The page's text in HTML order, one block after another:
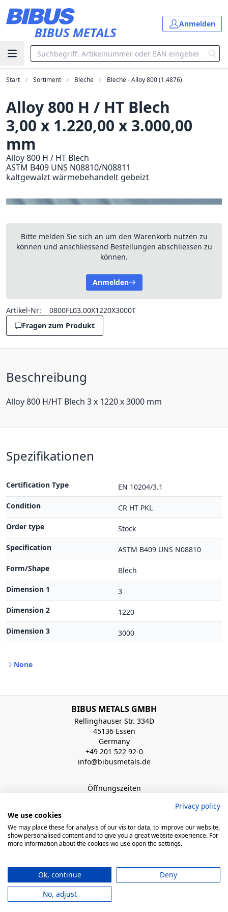
BIBUS METALS
Anmelden
Start Sortiment Bleche Bleche - Alloy 800 (1.4876)
Alloy 800 H / HT Blech
3,00 x 1.220,00 x 3.000,00
mm
Alloy 800 H / HT Blech
ASTM B409 UNS N08810/N08811
kaltgewalzt wärmebehandelt gebeizt
Bitte melden Sie sich an um den Warenkorb nutzen zu
können und anschliessend Bestellungen abschliessen zu
können.
Anmelden
Artikel-Nr:
0800FL03.00X1220X3000T
Fragen zum Produkt
Beschreibung
Alloy 800 H/HT Blech 3 x 1220 x 3000 mm
Spezifikationen
Certification Type
EN 10204/3.1
Condition
CR HT PKL
Order type
Stock
Specification
ASTM B409 UNS N08810
Form/Shape
Blech
Dimension 1
3
Dimension 2
1220
Dimension 3
3000
None
BIBUS METALS GMBH
Rellinghauser Str. 334D
45136 Essen
Germany
+49 201 522 92-0
info@bibusmetals.de
Öffnungszeiten
© 2026 BIBUS, all rights reserved
powered by polynorm
Impressum
Privacy policy
We use cookies
We may place these for analysis of our visitor data, to improve our website,
show personalised content and to give you a great website experience. For
more information about the cookies we use open the settings.
Ok, continue
Deny
No, adjust